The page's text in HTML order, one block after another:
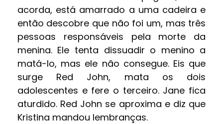
acorda, está amarrado a uma cadeira e
então descobre que não foi um, mas três
pessoas responsáveis pela morte da
menina. Ele tenta dissuadir o menino a
matá-lo, mas ele não consegue. Eis que
surge Red John, mata os dois
adolescentes e fere o terceiro. Jane fica
aturdido. Red John se aproxima e diz que
Kristina mandou lembranças.